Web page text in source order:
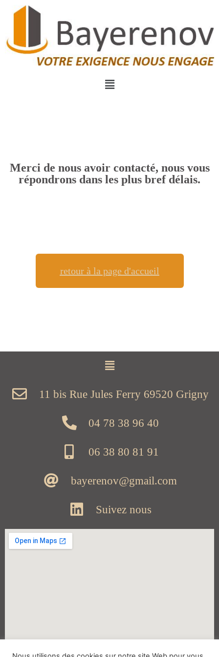
Merci de nous avoir contacté, nous vous
répondrons dans les plus bref délais.
retour à la page d'accueil
11 bis Rue Jules Ferry 69520 Grigny
04 78 38 96 40
06 38 80 81 91
bayerenov@gmail.com
Suivez nous